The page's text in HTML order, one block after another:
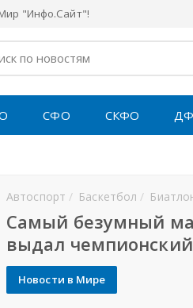
"Инфо.Сайт"!
СФО СКФО
Автоспорт Баскетбол
Самый безумный
выдал
Новости в Мире